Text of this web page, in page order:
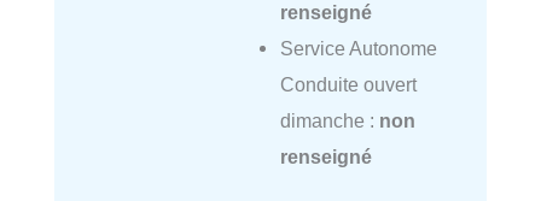
renseigné
Service Autonome
Conduite ouvert
dimanche : non
renseigné